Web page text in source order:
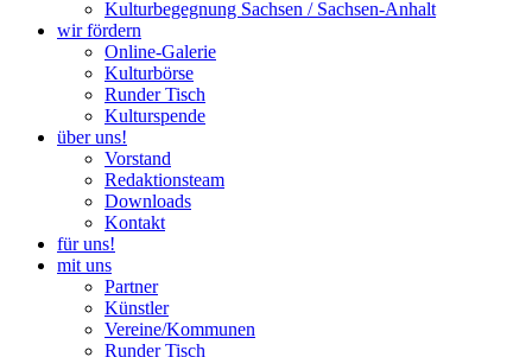
Kulturbegegnung Sachsen / Sachsen-Anhalt
wir fördern
Online-Galerie
Kulturbörse
Runder Tisch
Kulturspende
über uns!
Vorstand
Redaktionsteam
Downloads
Kontakt
für uns!
mit uns
Partner
Künstler
Vereine/Kommunen
Runder Tisch